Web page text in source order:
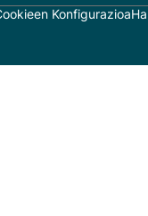
Konfigurazioa